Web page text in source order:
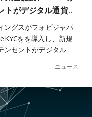
トがデジタル通貨…
ングスがフォビジャパ
をを導入し、新規
ンセントがデジタル…
ニュース